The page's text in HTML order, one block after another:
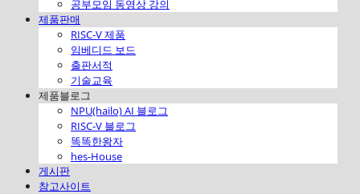
공부모임 동영상 강의
제품판매
RISC-V 제품
임베디드 보드
출판서적
기술교육
제품블로그
NPU(hailo) AI 블로그
RISC-V 블로그
똑똑한왕자
hes-House
게시판
참고사이트